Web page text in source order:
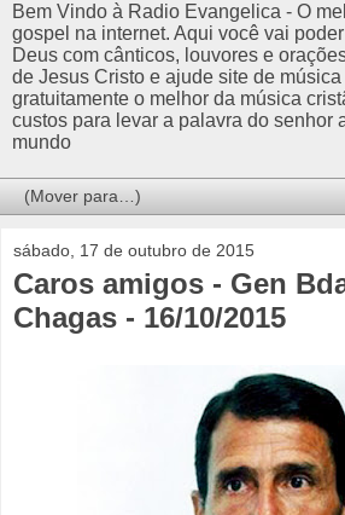
Bem Vindo à Radio Evangelica - O
gospel na internet. Aqui você vai
Deus com cânticos, louvores e
de Jesus Cristo e ajude site de
gratuitamente o melhor da música
custos para levar a palavra do senhor
mundo
sábado, 17 de outubro de 2015
Caros amigos - Gen
Chagas - 16/10/2015